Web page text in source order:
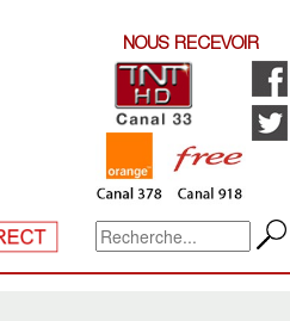
NOUS RECEVOIR